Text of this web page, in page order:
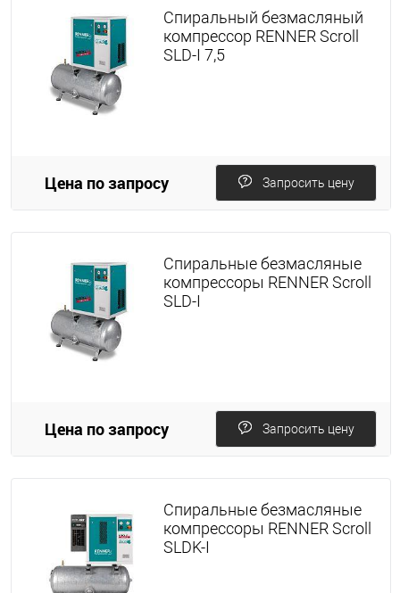
Спиральный безмасляный
компрессор RENNER Scroll
SLD-I 7,5
Цена по запросу Запросить цену
Спиральные безмасляные
компрессоры RENNER Scroll
SLD-I
Цена по запросу Запросить цену
Спиральные безмасляные
компрессоры RENNER Scroll
SLDK-I